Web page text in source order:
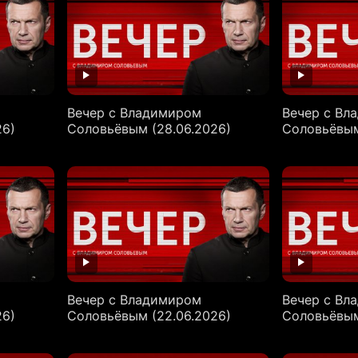
Вечер с Владимиром
Соловьёвым (28.06.2026)
Вечер с
Вечер с Владимиром
Соловьёвым (22.06.2026)
Вечер с